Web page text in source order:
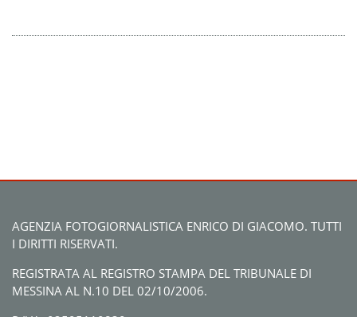
AGENZIA FOTOGIORNALISTICA ENRICO DI GIACOMO. TUTTI
I DIRITTI RISERVATI.
REGISTRATA AL REGISTRO STAMPA DEL TRIBUNALE DI
MESSINA AL N.10 DEL 02/10/2006.